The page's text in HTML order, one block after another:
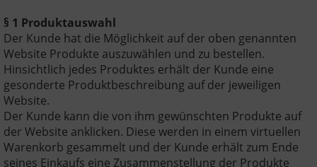
§ 1 Produktauswahl
Der Kunde hat die Möglichkeit auf der oben genannten
Website Produkte auszuwählen und zu bestellen.
Hinsichtlich jedes Produktes erhält der Kunde eine
gesonderte Produktbeschreibung auf der jeweiligen
Website.
Der Kunde kann die von ihm gewünschten Produkte auf
der Website anklicken. Diese werden in einem virtuellen
Warenkorb gesammelt und der Kunde erhält zum Ende
seines Einkaufs eine Zusammenstellung der Produkte